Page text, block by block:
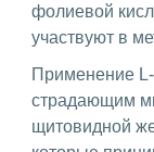
фолиевой
участвуют в
Применение
страдающим
щитовидной